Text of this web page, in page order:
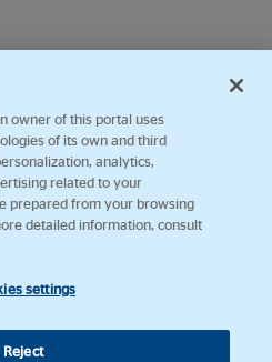
owner of this portal uses
of its own and third
analytics,
related to your
prepared from your browsing
detailed information, consult
settings
Reject